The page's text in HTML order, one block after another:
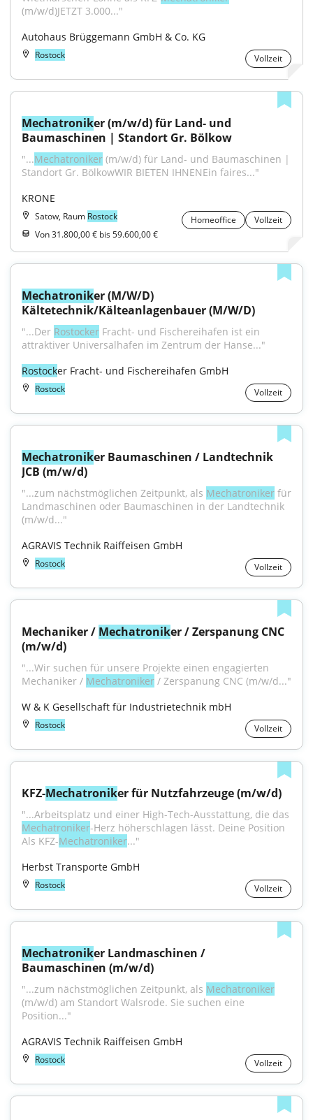
(m/w/d)JETZT 3.000..."
Autohaus Brüggemann GmbH & Co. KG
Rostock Vollzeit
Mechatroniker (m/w/d) für Land- und
Baumaschinen | Standort Gr. Bölkow
"...Mechatroniker (m/w/d) für Land- und Baumaschinen |
Standort Gr. BölkowWIR BIETEN IHNENEin faires..."
KRONE
Satow, Raum Rostock Homeoffice
Vollzeit
Von 31.800,00 € bis 59.600,00 €
Mechatroniker (M/W/D)
Kältetechnik/Kälteanlagenbauer (M/W/D)
"...Der Rostocker Fracht- und Fischereihafen ist ein
attraktiver Universalhafen im Zentrum der Hanse..."
Rostocker Fracht- und Fischereihafen GmbH
Rostock Vollzeit
Mechatroniker Baumaschinen / Landtechnik
JCB (m/w/d)
"...zum nächstmöglichen Zeitpunkt, als Mechatroniker für
Landmaschinen oder Baumaschinen in der Landtechnik
(m/w/d..."
AGRAVIS Technik Raiffeisen GmbH
Rostock Vollzeit
Mechaniker / Mechatroniker / Zerspanung CNC
(m/w/d)
"...Wir suchen für unsere Projekte einen engagierten
Mechaniker / Mechatroniker / Zerspanung CNC (m/w/d..."
W & K Gesellschaft für Industrietechnik mbH
Rostock Vollzeit
KFZ-Mechatroniker für Nutzfahrzeuge (m/w/d)
Mechatroniker-Herz höherschlagen lässt. Deine Position
Als KFZ-Mechatroniker..."
Herbst Transporte GmbH
Rostock Vollzeit
Mechatroniker Landmaschinen /
Baumaschinen (m/w/d)
"...zum nächstmöglichen Zeitpunkt, als Mechatroniker
(m/w/d) am Standort Walsrode. Sie suchen eine
Position..."
AGRAVIS Technik Raiffeisen GmbH
Rostock Vollzeit